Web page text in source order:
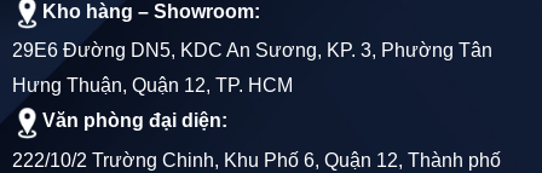
Kho hàng – Showroom:
29E6 Đường DN5, KDC An Sương, KP. 3, Phường Tân
Hưng Thuận, Quận 12, TP. HCM
Văn phòng đại diện:
222/10/2 Trường Chinh, Khu Phố 6, Quận 12, Thành phố